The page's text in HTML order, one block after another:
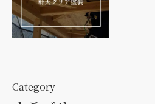
Category